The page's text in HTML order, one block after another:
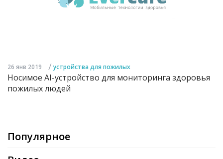
26 янв 2019 / устройства для пожилых
Носимое AI-устройство для мониторинга здоровья
пожилых людей
Популярное